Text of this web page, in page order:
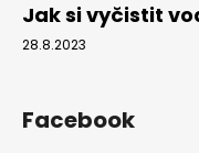
e
m
Jak si vyčistit
28.8.2023
Facebook